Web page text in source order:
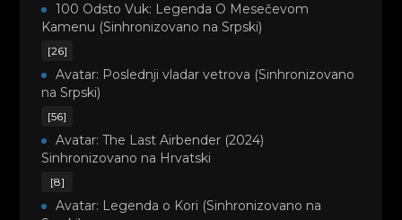
100 Odsto Vuk: Legenda O Mesečevom
Kamenu (Sinhronizovano na Srpski)
[26]
Avatar: Poslednji vladar vetrova (Sinhronizovano
na Srpski)
[56]
Avatar: The Last Airbender (2024)
Sinhronizovano na Hrvatski
[8]
Avatar: Legenda o Kori (Sinhronizovano na